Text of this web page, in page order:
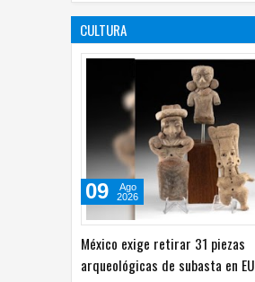
CULTURA
México exige retirar 31 piezas
arqueológicas de subasta en EU
09
Ago
2026